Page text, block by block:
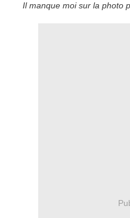
Il manque moi sur la photo